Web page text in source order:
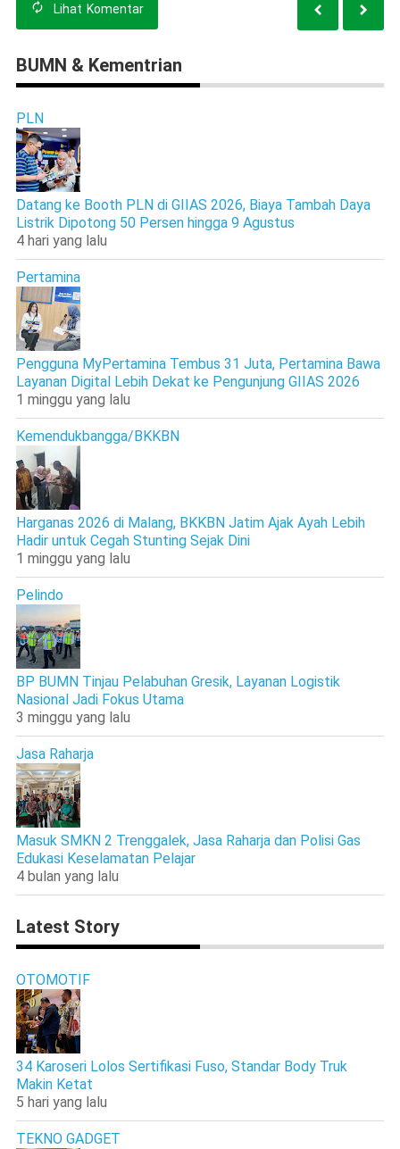
Lihat Komentar
BUMN & Kementrian
PLN
Datang ke Booth PLN di GIIAS 2026, Biaya Tambah Daya
Listrik Dipotong 50 Persen hingga 9 Agustus
4 hari yang lalu
Pertamina
Pengguna MyPertamina Tembus 31 Juta, Pertamina Bawa
Layanan Digital Lebih Dekat ke Pengunjung GIIAS 2026
1 minggu yang lalu
Kemendukbangga/BKKBN
Harganas 2026 di Malang, BKKBN Jatim Ajak Ayah Lebih
Hadir untuk Cegah Stunting Sejak Dini
1 minggu yang lalu
Pelindo
BP BUMN Tinjau Pelabuhan Gresik, Layanan Logistik
Nasional Jadi Fokus Utama
3 minggu yang lalu
Jasa Raharja
Masuk SMKN 2 Trenggalek, Jasa Raharja dan Polisi Gas
Edukasi Keselamatan Pelajar
4 bulan yang lalu
Latest Story
OTOMOTIF
34 Karoseri Lolos Sertifikasi Fuso, Standar Body Truk
Makin Ketat
5 hari yang lalu
TEKNO GADGET